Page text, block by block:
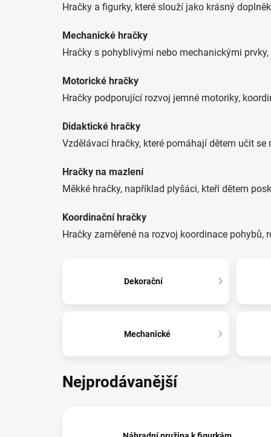
Hračky a figurky, které slouží jako krásný
Mechanické hračky
Hračky s pohyblivými nebo mechanickými
Motorické hračky
Hračky podporující rozvoj jemné motoriky,
Didaktické hračky
Vzdělávací hračky, které pomáhají dětem učit
Hračky na mazlení
Měkké hračky, například plyšáci, kteří dětem
Koordinační hračky
Hračky zaměřené na rozvoj koordinace pohybů,
Dekorační
Mechanické
Nejprodávanější